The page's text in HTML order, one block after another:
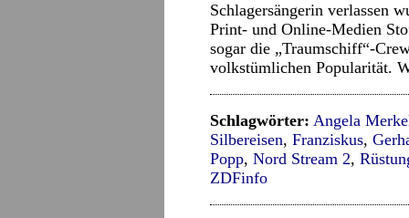
Schlagersängerin verlassen
Print- und Online-Medien
sogar die „Traumschiff“-
volkstümlichen Popularität.
Schlagwörter: Angela
Silbereisen, Franziskus,
Popp, Nord Stream 2,
ZDFinfo